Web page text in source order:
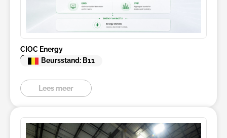
CIOC Energy
CIOC Controller
Beursstand: B11
Lees meer